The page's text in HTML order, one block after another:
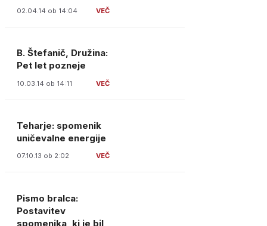
02.04.14 ob 14:04
B. Štefanič, Družina:
Pet let pozneje
10.03.14 ob 14:11
Teharje: spomenik
uničevalne energije
07.10.13 ob 2:02
Pismo bralca:
Postavitev
spomenika, ki je bil